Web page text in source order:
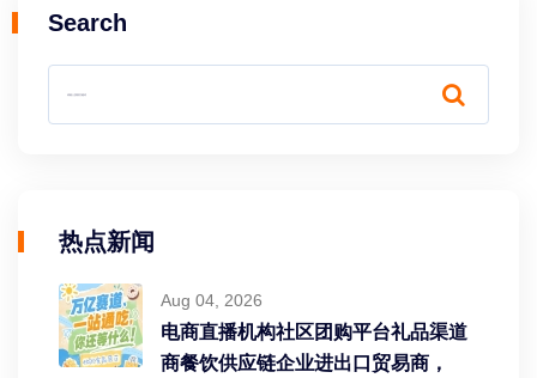
Search
热点新闻
Aug 04, 2026
电商直播机构社区团购平台礼品渠道
商餐饮供应链企业进出口贸易商，